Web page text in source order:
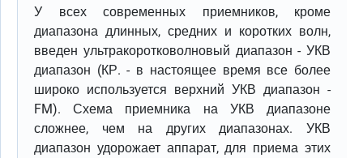
У всех современных приемников, кроме
диапазона длинных, средних и коротких волн,
введен ультракоротковолновый диапазон - УКВ
диапазон (КР. - в настоящее время все более
широко используется верхний УКВ диапазон -
FM). Схема приемника на УКВ диапазоне
сложнее, чем на других диапазонах. УКВ
диапазон удорожает аппарат, для приема этих